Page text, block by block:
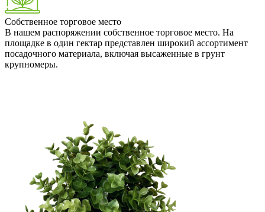
Собственное торговое место
В нашем распоряжении собственное торговое место. На
площадке в один гектар представлен широкий ассортимент
посадочного материала, включая высаженные в грунт
крупномеры.